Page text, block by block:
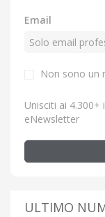
Email
Non sono un
Unisciti ai
eNewsletter
ULTIMO